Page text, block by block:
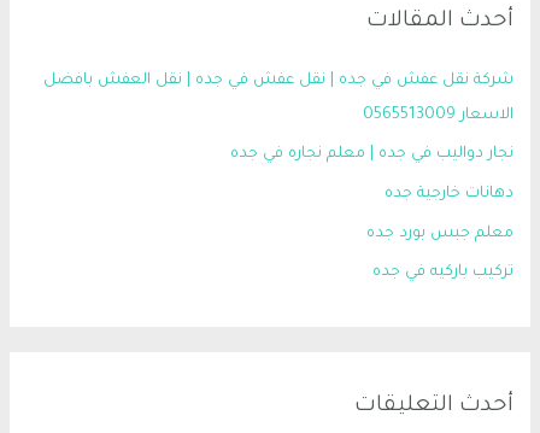
أحدث المقالات
شركة نقل عفش في جده | نقل عفش في جده | نقل العفش بافضل
الاسعار 0565513009
نجار دواليب في جده | معلم نجاره في جده
دهانات خارجية جده
معلم جبس بورد جده
تركيب باركيه في جده
أحدث التعليقات